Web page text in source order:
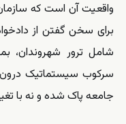
واقعیت آن است که
برای سخن گفتن از
شامل ترور شهروندان،
سرکوب سیستماتیک
جامعه پاک شده و نه با